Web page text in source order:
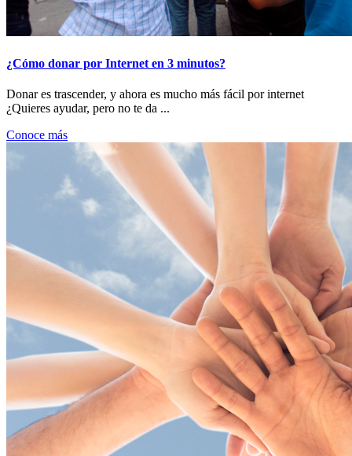
¿Cómo donar por Internet en 3 minutos?
Donar es trascender, y ahora es mucho más fácil por internet
¿Quieres ayudar, pero no te da ...
Conoce más